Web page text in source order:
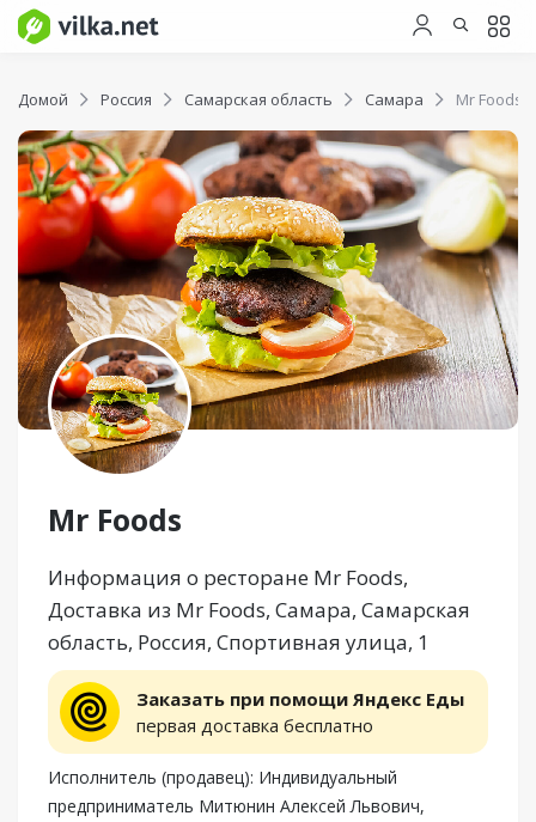
Домой Россия Самарская область Самара Mr Foods
Mr Foods
Информация о ресторане Mr Foods,
Доставка из Mr Foods, Самара, Самарская
область, Россия, Спортивная улица, 1
Заказать при помощи Яндекс Еды
первая доставка бесплатно
Исполнитель (продавец): Индивидуальный
предприниматель Митюнин Алексей Львович,